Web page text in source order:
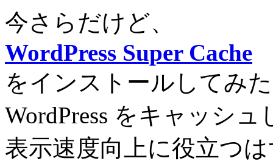
今さらだけど、
WordPress Super Cache
をインストールしてみ
WordPress をキャッシ
表示速度向上に役立つ